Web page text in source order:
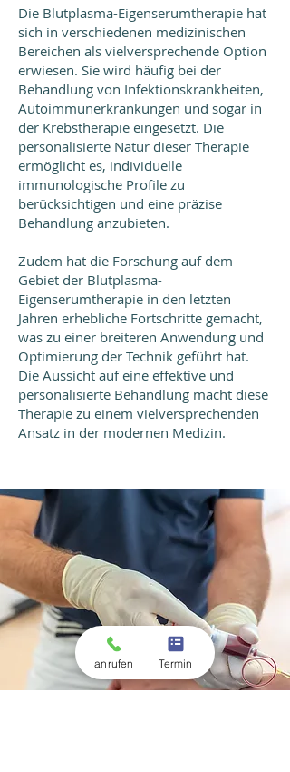
Die Blutplasma-Eigenserumtherapie hat
sich in verschiedenen medizinischen
Bereichen als vielversprechende Option
erwiesen. Sie wird häufig bei der
Behandlung von Infektionskrankheiten,
Autoimmunerkrankungen und sogar in
der Krebstherapie eingesetzt. Die
personalisierte Natur dieser Therapie
ermöglicht es, individuelle
immunologische Profile zu
berücksichtigen und eine präzise
Behandlung anzubieten.
Zudem hat die Forschung auf dem
Gebiet der Blutplasma-
Eigenserumtherapie in den letzten
Jahren erhebliche Fortschritte gemacht,
was zu einer breiteren Anwendung und
Optimierung der Technik geführt hat.
Die Aussicht auf eine effektive und
personalisierte Behandlung macht diese
Therapie zu einem vielversprechenden
Ansatz in der modernen Medizin.
anrufen Termin